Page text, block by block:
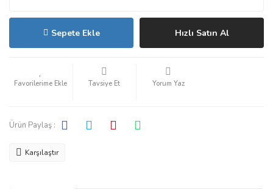
Sepete Ekle Hızlı Satın Al
Tavsiye Et Yorum Yaz
Ürün Paylaş :
Karşılaştır